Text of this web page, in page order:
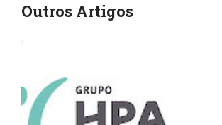
Outros Artigos